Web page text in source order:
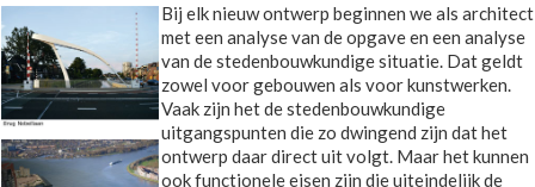
Bij elk nieuw ontwerp beginnen we als architect
met een analyse van de opgave en een analyse
van de stedenbouwkundige situatie. Dat geldt
zowel voor gebouwen als voor kunstwerken.
Vaak zijn het de stedenbouwkundige
uitgangspunten die zo dwingend zijn dat het
ontwerp daar direct uit volgt. Maar het kunnen
ook functionele eisen zijn die uiteindelijk de